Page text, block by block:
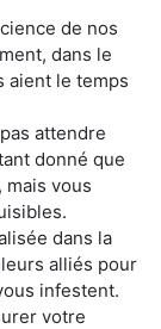
de nos
dans le
aient le temps
attendre
donné que
vous
dans la
alliés pour
infestent.
votre